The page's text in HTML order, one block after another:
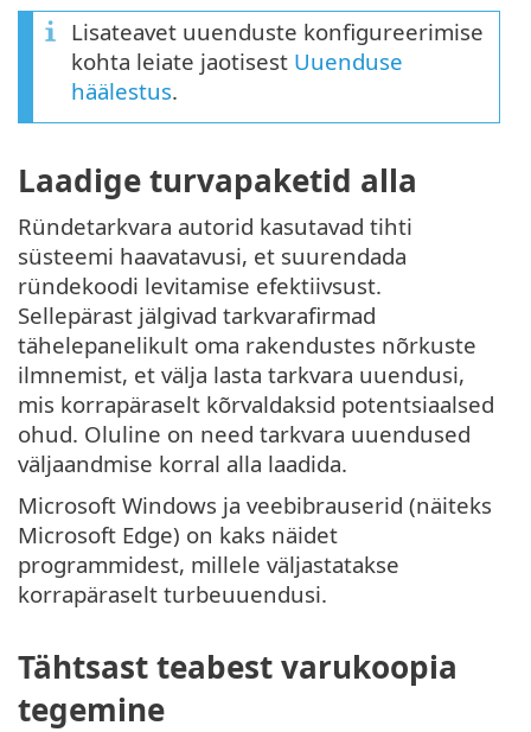
Lisateavet uuenduste konfigureerimise
kohta leiate jaotisest Uuenduse
häälestus.
Laadige turvapaketid alla
Ründetarkvara autorid kasutavad tihti
süsteemi haavatavusi, et suurendada
ründekoodi levitamise efektiivsust.
Sellepärast jälgivad tarkvarafirmad
tähelepanelikult oma rakendustes nõrkuste
ilmnemist, et välja lasta tarkvara uuendusi,
mis korrapäraselt kõrvaldaksid potentsiaalsed
ohud. Oluline on need tarkvara uuendused
väljaandmise korral alla laadida.
Microsoft Windows ja veebibrauserid (näiteks
Microsoft Edge) on kaks näidet
programmidest, millele väljastatakse
korrapäraselt turbeuuendusi.
Tähtsast teabest varukoopia
tegemine